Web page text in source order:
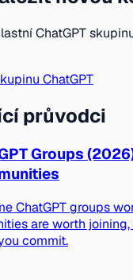
ChatGPT
ChatGPT
průvodci
Groups
ChatGPT groups
are worth
commit.